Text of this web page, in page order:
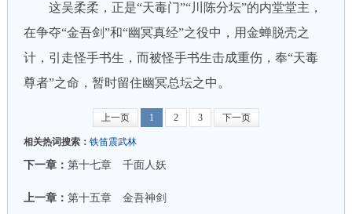
这吴柔柔，正是“天毒门”“川陈分坛”的内堂堂主，
在争夺“金吾剑”和“幽冥真经”之役中，用金蝉脱壳之
计，引走怪手书生，而被怪手书生击成重伤，奉“天毒
尊者”之命，暂时留住幽冥总坛之中。
上一页 1 2 3 下一页
相关热词搜索： 铁笛震武林
下一章： 第十七章 千面人妖
上一章： 第十五章 金吾神剑